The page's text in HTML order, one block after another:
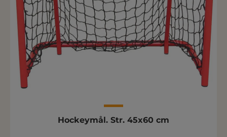
Hockeymål. Str. 45x60 cm